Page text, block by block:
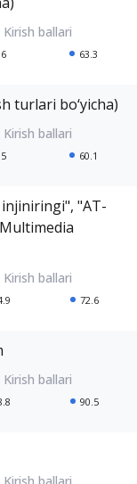
63.3
turlari bo‘yicha)
60.1
"AT-
72.6
90.5